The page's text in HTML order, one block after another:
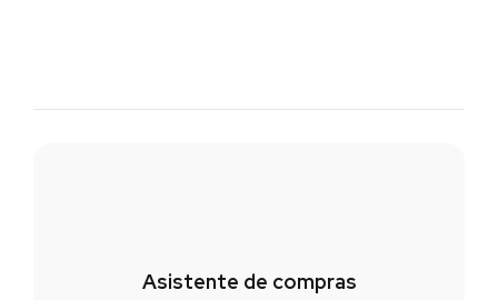
Asistente de compras